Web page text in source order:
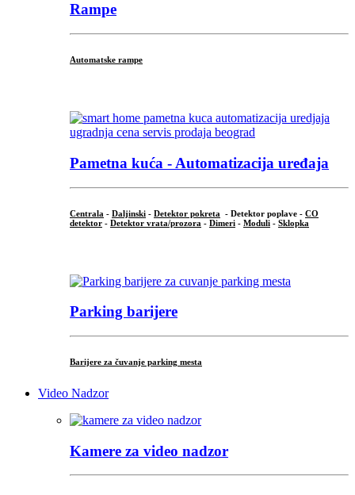
Rampe
Automatske rampe
Pametna kuća - Automatizacija uređaja
Centrala - Daljinski - Detektor pokreta - Detektor poplave - CO
detektor - Detektor vrata/prozora - Dimeri - Moduli - Sklopka
Parking barijere
Barijere za čuvanje parking mesta
Video Nadzor
Kamere za video nadzor